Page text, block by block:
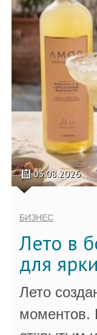
03.08.2026
БИЗНЕС
Лето в
для
Лето
моментов.